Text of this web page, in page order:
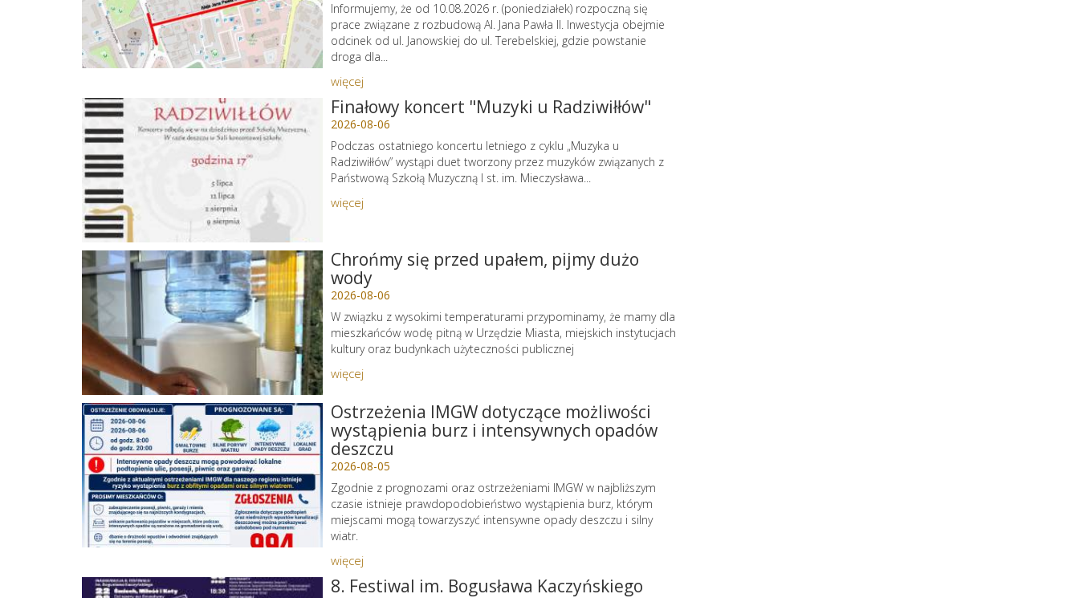
Informujemy, że od 10.08.2026 r. (poniedziałek) rozpoczną się
prace związane z rozbudową Al. Jana Pawła II. Inwestycja obejmie
odcinek od ul. Janowskiej do ul. Terebelskiej, gdzie powstanie
droga dla...
więcej
Finałowy koncert "Muzyki u Radziwiłłów"
2026-08-06
Podczas ostatniego koncertu letniego z cyklu „Muzyka u
Radziwiłłów” wystąpi duet tworzony przez muzyków związanych z
Państwową Szkołą Muzyczną I st. im. Mieczysława...
więcej
Chrońmy się przed upałem, pijmy dużo
wody
2026-08-06
W związku z wysokimi temperaturami przypominamy, że mamy dla
mieszkańców wodę pitną w Urzędzie Miasta, miejskich instytucjach
kultury oraz budynkach użyteczności publicznej
więcej
Ostrzeżenia IMGW dotyczące możliwości
wystąpienia burz i intensywnych opadów
deszczu
2026-08-05
Zgodnie z prognozami oraz ostrzeżeniami IMGW w najbliższym
czasie istnieje prawdopodobieństwo wystąpienia burz, którym
miejscami mogą towarzyszyć intensywne opady deszczu i silny
wiatr.
więcej
8. Festiwal im. Bogusława Kaczyńskiego